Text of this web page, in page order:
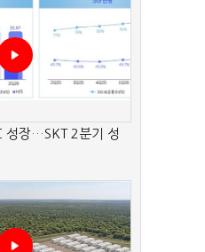
성장…SKT 2분기 성